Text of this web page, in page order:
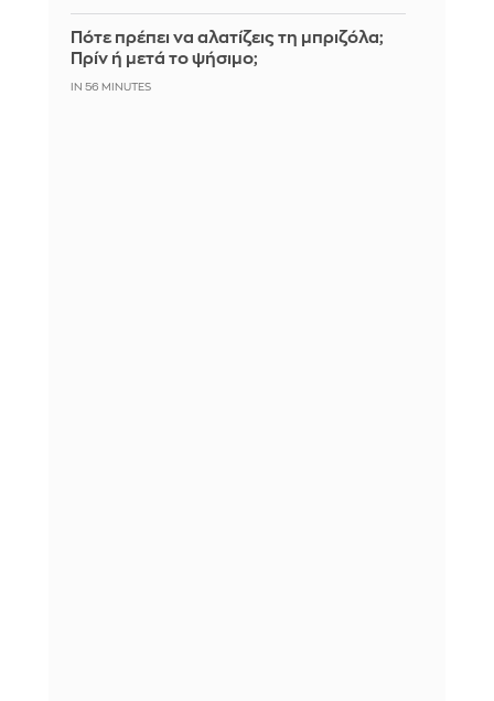
Πότε πρέπει να αλατίζεις τη μπριζόλα;
Πρίν ή μετά το ψήσιμο;
IN 56 MINUTES